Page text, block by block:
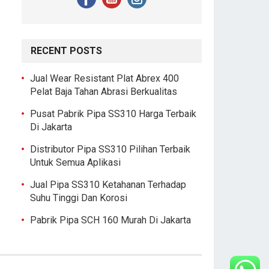
RECENT POSTS
Jual Wear Resistant Plat Abrex 400
Pelat Baja Tahan Abrasi Berkualitas
Pusat Pabrik Pipa SS310 Harga Terbaik
Di Jakarta
Distributor Pipa SS310 Pilihan Terbaik
Untuk Semua Aplikasi
Jual Pipa SS310 Ketahanan Terhadap
Suhu Tinggi Dan Korosi
Pabrik Pipa SCH 160 Murah Di Jakarta